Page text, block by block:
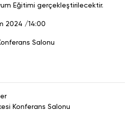
Eğitimi gerçekleştirilecektir.
2024 /14:00
Salonu
Konferans Salonu